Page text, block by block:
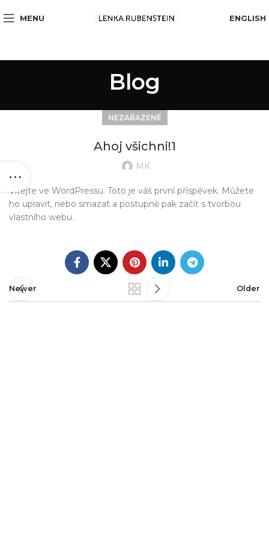
MENU ENGLISH
Blog
NEZAŘAZENÉ
Ahoj všichni!1
MK
Vítejte ve WordPressu. Toto je váš první příspěvek. Můžete
ho upravit, nebo smazat a postupně pak začít s tvorbou
vlastního webu.
Newer Older